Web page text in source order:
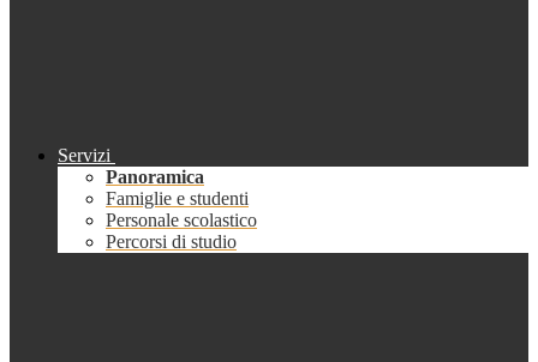
Servizi
Panoramica
Famiglie e studenti
Personale scolastico
Percorsi di studio